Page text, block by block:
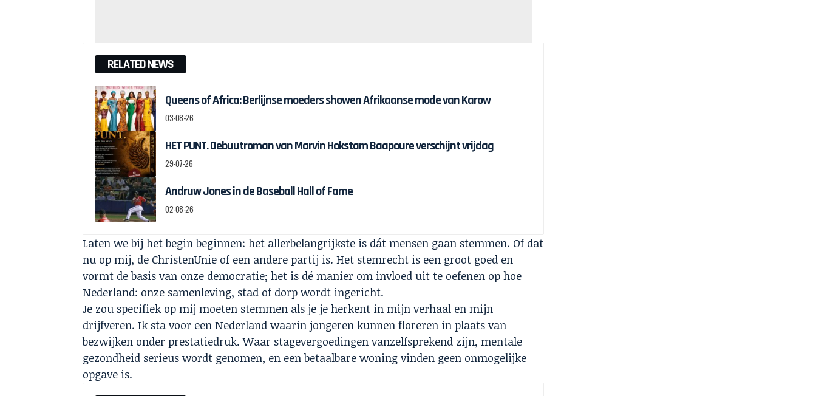
RELATED NEWS
Queens of Africa: Berlijnse moeders showen Afrikaanse mode van Karow
03-08-26
HET PUNT. Debuutroman van Marvin Hokstam Baapoure verschijnt vrijdag
29-07-26
Andruw Jones in de Baseball Hall of Fame
02-08-26
Laten we bij het begin beginnen: het allerbelangrijkste is dát mensen gaan stemmen. Of dat
nu op mij, de ChristenUnie of een andere partij is. Het stemrecht is een groot goed en
vormt de basis van onze democratie; het is dé manier om invloed uit te oefenen op hoe
Nederland: onze samenleving, stad of dorp wordt ingericht.
Je zou specifiek op mij moeten stemmen als je je herkent in mijn verhaal en mijn
drijfveren. Ik sta voor een Nederland waarin jongeren kunnen floreren in plaats van
bezwijken onder prestatiedruk. Waar stagevergoedingen vanzelfsprekend zijn, mentale
gezondheid serieus wordt genomen, en een betaalbare woning vinden geen onmogelijke
opgave is.